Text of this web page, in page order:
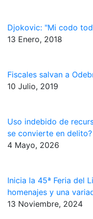
Djokovic: "Mi codo
13 Enero, 2018
Fiscales salvan a
10 Julio, 2019
Uso indebido de
se convierte en delito?
4 Mayo, 2026
Inicia la 45ª Feria del
homenajes y una
13 Noviembre, 2024